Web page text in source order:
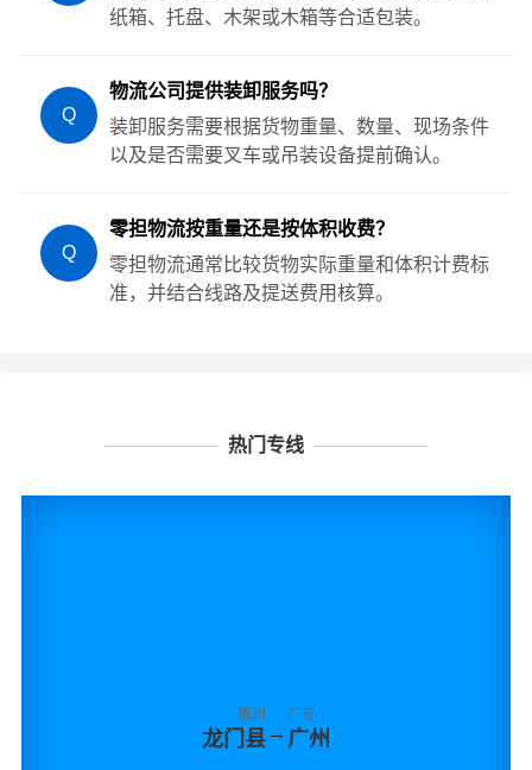
纸箱、托盘、木架或木箱等合适包装。
Q
物流公司提供装卸服务吗？
装卸服务需要根据货物重量、数量、现场条件
以及是否需要叉车或吊装设备提前确认。
Q
零担物流按重量还是按体积收费？
零担物流通常比较货物实际重量和体积计费标
准，并结合线路及提送费用核算。
热门专线
惠州
龙门县→
广东
广州